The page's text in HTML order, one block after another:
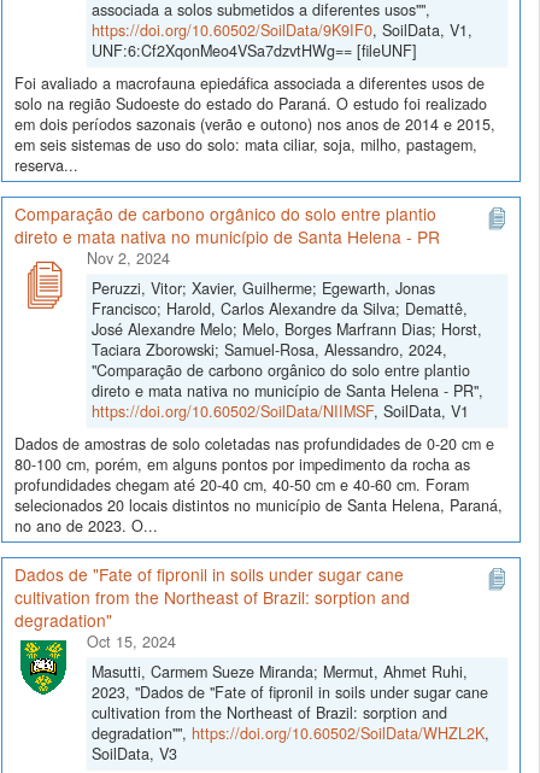
associada a solos submetidos a diferentes usos"",
https://doi.org/10.60502/SoilData/9K9IF0, SoilData, V1,
UNF:6:Cf2XqonMeo4VSa7dzvtHWg== [fileUNF]
Foi avaliado a macrofauna epiedáfica associada a diferentes usos de
solo na região Sudoeste do estado do Paraná. O estudo foi realizado
em dois períodos sazonais (verão e outono) nos anos de 2014 e 2015,
em seis sistemas de uso do solo: mata ciliar, soja, milho, pastagem,
reserva...
Comparação de carbono orgânico do solo entre plantio
direto e mata nativa no município de Santa Helena - PR
Nov 2, 2024
Peruzzi, Vitor; Xavier, Guilherme; Egewarth, Jonas
Francisco; Harold, Carlos Alexandre da Silva; Demattê,
José Alexandre Melo; Melo, Borges Marfrann Dias; Horst,
Taciara Zborowski; Samuel-Rosa, Alessandro, 2024,
"Comparação de carbono orgânico do solo entre plantio
direto e mata nativa no município de Santa Helena - PR",
https://doi.org/10.60502/SoilData/NIIMSF, SoilData, V1
Dados de amostras de solo coletadas nas profundidades de 0-20 cm e
80-100 cm, porém, em alguns pontos por impedimento da rocha as
profundidades chegam até 20-40 cm, 40-50 cm e 40-60 cm. Foram
selecionados 20 locais distintos no município de Santa Helena, Paraná,
no ano de 2023. O...
Dados de "Fate of fipronil in soils under sugar cane
cultivation from the Northeast of Brazil: sorption and
degradation"
Oct 15, 2024
Masutti, Carmem Sueze Miranda; Mermut, Ahmet Ruhi,
2023, "Dados de "Fate of fipronil in soils under sugar cane
cultivation from the Northeast of Brazil: sorption and
degradation"", https://doi.org/10.60502/SoilData/WHZL2K,
SoilData, V3